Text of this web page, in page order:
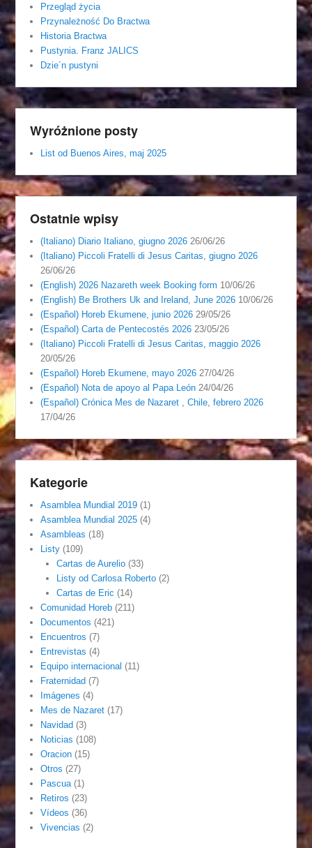
Przegląd życia
Przynależność Do Bractwa
Historia Bractwa
Pustynia. Franz JALICS
Dzie´n pustyni
Wyróżnione posty
List od Buenos Aires, maj 2025
Ostatnie wpisy
(Italiano) Diario Italiano, giugno 2026 26/06/26
(Italiano) Piccoli Fratelli di Jesus Caritas, giugno 2026
26/06/26
(English) 2026 Nazareth week Booking form 10/06/26
(English) Be Brothers Uk and Ireland, June 2026 10/06/26
(Español) Horeb Ekumene, junio 2026 29/05/26
(Español) Carta de Pentecostés 2026 23/05/26
(Italiano) Piccoli Fratelli di Jesus Caritas, maggio 2026
20/05/26
(Español) Horeb Ekumene, mayo 2026 27/04/26
(Español) Nota de apoyo al Papa León 24/04/26
(Español) Crónica Mes de Nazaret , Chile, febrero 2026
17/04/26
Kategorie
Asamblea Mundial 2019 (1)
Asamblea Mundial 2025 (4)
Asambleas (18)
Listy (109)
Cartas de Aurelio(33)
Listy od Carlosa Roberto(2)
Cartas de Eric (14)
Comunidad Horeb (211)
Documentos (421)
Encuentros (7)
Entrevistas (4)
Equipo internacional (11)
Fraternidad (7)
Imágenes (4)
Mes de Nazaret (17)
Navidad (3)
Noticias (108)
Oracion (15)
Otros (27)
Pascua (1)
Retiros (23)
Vídeos (36)
Vivencias (2)